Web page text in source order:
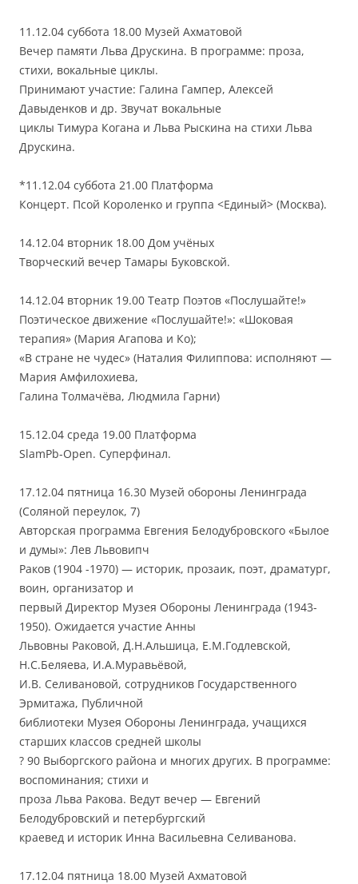
11.12.04 суббота 18.00 Музей Ахматовой
Вечер памяти Льва Друскина. В программе: проза,
стихи, вокальные циклы.
Принимают участие: Галина Гампер, Алексей
Давыденков и др. Звучат вокальные
циклы Тимура Когана и Льва Рыскина на стихи Льва
Друскина.
*11.12.04 суббота 21.00 Платформа
Концерт. Псой Короленко и группа <Единый> (Москва).
14.12.04 вторник 18.00 Дом учёных
Творческий вечер Тамары Буковской.
14.12.04 вторник 19.00 Театр Поэтов «Послушайте!»
Поэтическое движение «Послушайте!»: «Шоковая
терапия» (Мария Агапова и Ко);
«В стране не чудес» (Наталия Филиппова: исполняют —
Мария Амфилохиева,
Галина Толмачёва, Людмила Гарни)
15.12.04 среда 19.00 Платформа
SlamРb-Open. Суперфинал.
17.12.04 пятница 16.30 Музей обороны Ленинграда
(Соляной переулок, 7)
Авторская программа Евгения Белодубровского «Былое
и думы»: Лев Львовипч
Раков (1904 -1970) — историк, прозаик, поэт, драматург,
воин, организатор и
первый Директор Музея Обороны Ленинграда (1943-
1950). Ожидается участие Анны
Львовны Раковой, Д.Н.Альшица, Е.М.Годлевской,
Н.С.Беляева, И.А.Муравьёвой,
И.В. Селивановой, сотрудников Государственного
Эрмитажа, Публичной
библиотеки Музея Обороны Ленинграда, учащихся
старших классов средней школы
? 90 Выборгского района и многих других. В программе:
воспоминания; стихи и
проза Льва Ракова. Ведут вечер — Евгений
Белодубровский и петербургский
краевед и историк Инна Васильевна Селиванова.
17.12.04 пятница 18.00 Музей Ахматовой